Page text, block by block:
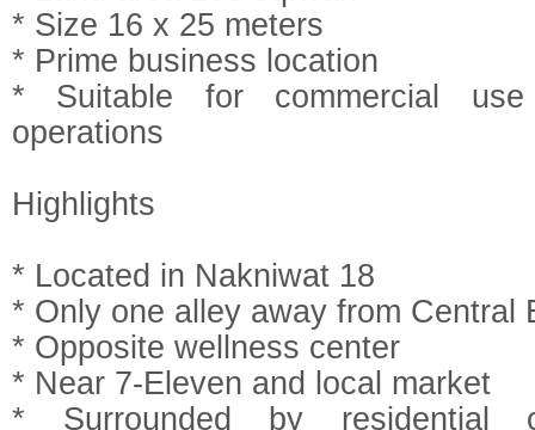
* Size 16 x 25 meters
* Prime business location
* Suitable for commercial use
operations
Highlights
* Located in Nakniwat 18
* Only one alley away from Central
* Opposite wellness center
* Near 7-Eleven and local market
* Surrounded by residential